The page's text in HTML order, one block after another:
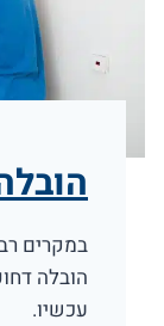
במקרים
הובלה
עכשיו.